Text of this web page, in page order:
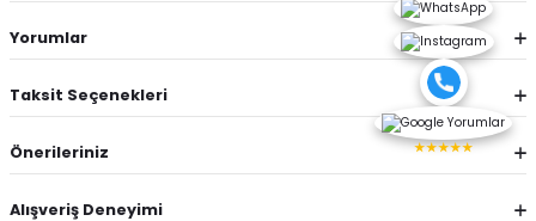
Yorumlar
Taksit Seçenekleri
Önerileriniz
Alışveriş Deneyimi
★★★★★